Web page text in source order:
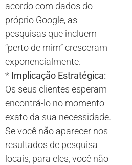
acordo com dados do
próprio Google, as
pesquisas que incluem
“perto de mim” cresceram
exponencialmente.
* Implicação Estratégica:
Os seus clientes esperam
encontrá-lo no momento
exato da sua necessidade.
Se você não aparecer nos
resultados de pesquisa
locais, para eles, você não